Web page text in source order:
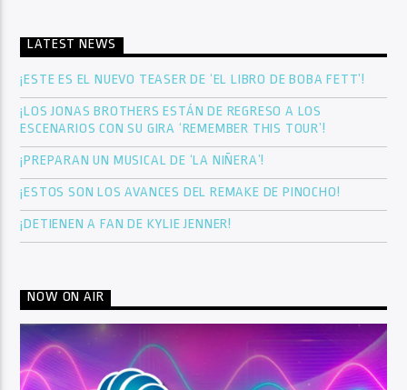
LATEST NEWS
¡ESTE ES EL NUEVO TEASER DE ‘EL LIBRO DE BOBA FETT’!
¡LOS JONAS BROTHERS ESTÁN DE REGRESO A LOS
ESCENARIOS CON SU GIRA ‘REMEMBER THIS TOUR’!
¡PREPARAN UN MUSICAL DE ‘LA NIÑERA’!
¡ESTOS SON LOS AVANCES DEL REMAKE DE PINOCHO!
¡DETIENEN A FAN DE KYLIE JENNER!
NOW ON AIR